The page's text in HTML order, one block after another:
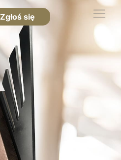
Zgłoś się